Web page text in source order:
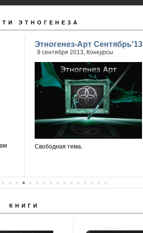
ЭТНОГЕНЕЗА
Этногенез-Арт Сентябрь'13
9 сентября 2013, Конкурсы
Свободная тема.
КНИГИ